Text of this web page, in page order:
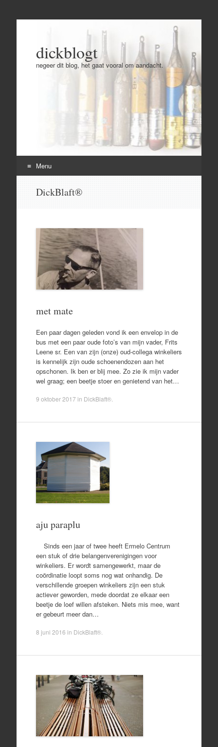
dickblogt
negeer dit blog, het gaat vooral om aandacht.
Menu
DickBlaft®
met mate
Een paar dagen geleden vond ik een envelop in de
bus met een paar oude foto’s van mijn vader, Frits
Leene sr. Een van zijn (onze) oud-collega winkeliers
is kennelijk zijn oude schoenendozen aan het
opschonen. Ik ben er blij mee. Zo zie ik mijn vader
wel graag; een beetje stoer en genietend van het…
9 oktober 2017 in DickBlaft®.
aju paraplu
Sinds een jaar of twee heeft Ermelo Centrum
een stuk of drie belangenverenigingen voor
winkeliers. Er wordt samengewerkt, maar de
coördinatie loopt soms nog wat onhandig. De
verschillende groepen winkeliers zijn een stuk
actiever geworden, mede doordat ze elkaar een
beetje de loef willen afsteken. Niets mis mee, want
er gebeurt meer dan…
8 juni 2016 in DickBlaft®.